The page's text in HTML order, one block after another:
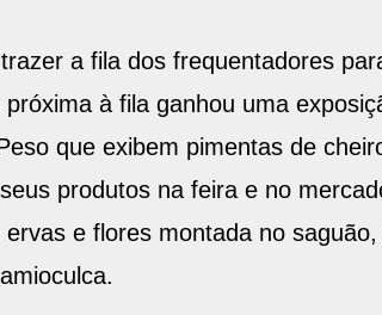
a fila dos frequentadores
à fila ganhou uma
que exibem pimentas de
produtos na feira e no
e flores montada no